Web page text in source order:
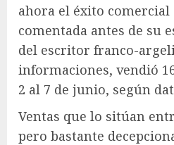
ahora el éxito comercial
comentada antes de su
del escritor franco-
informaciones, vendió
2 al 7 de junio, según
Ventas que lo sitúan
pero bastante